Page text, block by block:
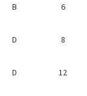
B 6
D 8
D 12